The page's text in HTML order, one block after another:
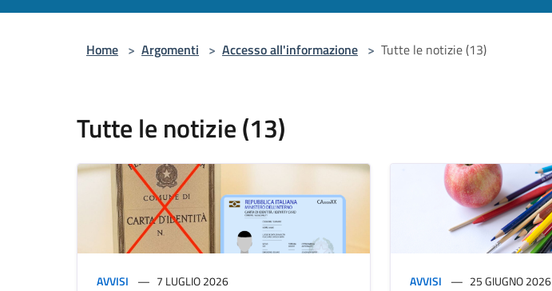
Home > Argomenti > Accesso all'informazione > Tutte le notizie (13)
Tutte le notizie (13)
AVVISI 7 LUGLIO 2026 AVVISI 25 GIUGNO 2026